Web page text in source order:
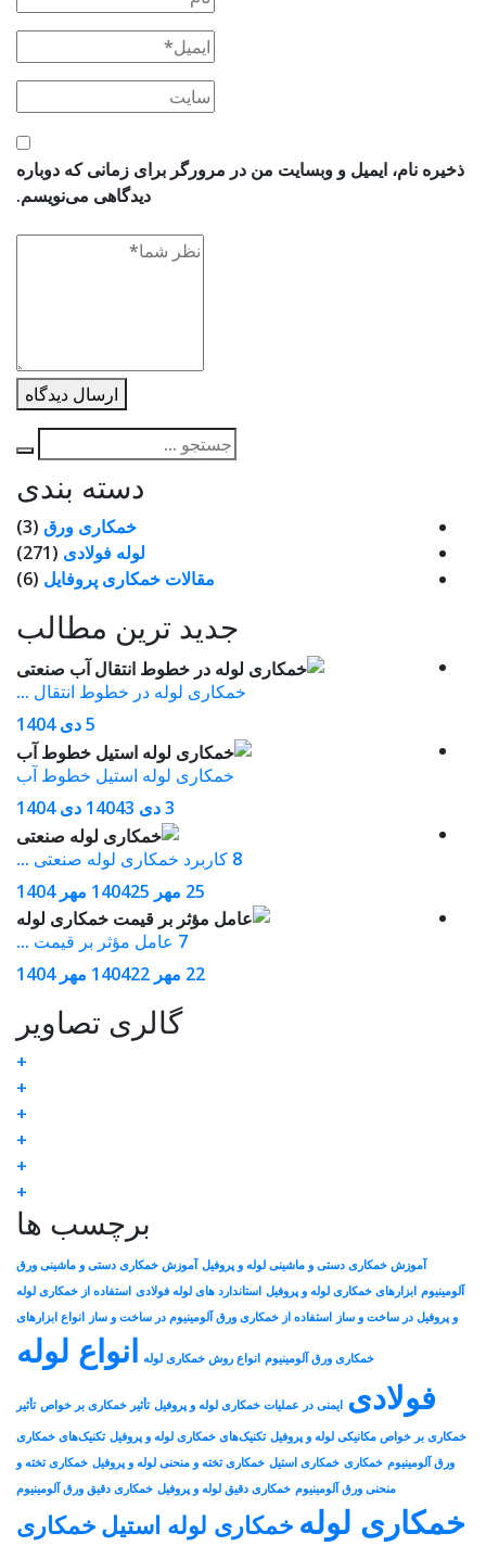
ذخیره نام، ایمیل و وبسایت من در مرورگر برای زمانی که دوباره
دیدگاهی می‌نویسم.
ارسال دیدگاه
جستجو
برای:
دسته بندی
خمکاری ورق (3)
لوله فولادی (271)
مقالات خمکاری پروفایل (6)
جدید ترین مطالب
خمکاری لوله در خطوط انتقال ...
5 دی 1404
خمکاری لوله استیل خطوط آب
3 دی 1404
3 دی 1404
8 کاربرد خمکاری لوله صنعتی ...
25 مهر 1404
25 مهر 1404
7 عامل مؤثر بر قیمت ...
22 مهر 1404
22 مهر 1404
گالری تصاویر
+
+
+
+
+
+
برچسب ها
آموزش خمکاری دستی و ماشینی لوله و پروفیل آموزش خمکاری دستی و ماشینی ورق
آلومینیوم ابزارهای خمکاری لوله و پروفیل استاندارد های لوله فولادی استفاده از خمکاری لوله
و پروفیل در ساخت و ساز استفاده از خمکاری ورق آلومینیوم در ساخت و ساز انواع ابزارهای
خمکاری ورق آلومینیوم انواع روش خمکاری لوله انواع لوله
فولادی ایمنی در عملیات خمکاری لوله و پروفیل تأثیر خمکاری بر خواص تأثیر
خمکاری بر خواص مکانیکی لوله و پروفیل تکنیک‌های خمکاری لوله و پروفیل تکنیک‌های خمکاری
ورق آلومینیوم خمکاری خمکاری استیل خمکاری تخته و منحنی لوله و پروفیل خمکاری تخته و
منحنی ورق آلومینیوم خمکاری دقیق لوله و پروفیل خمکاری دقیق ورق آلومینیوم
خمکاری لوله خمکاری لوله استیل خمکاری